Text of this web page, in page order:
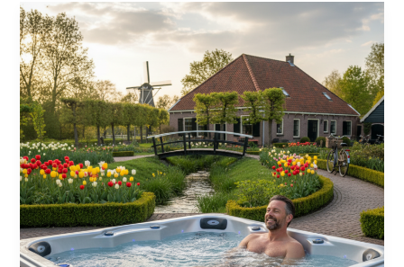
jacuzzi
na
een
tattoo?